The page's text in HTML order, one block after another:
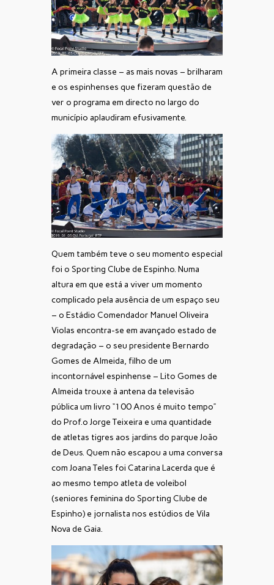
A primeira classe – as mais novas – brilharam
e os espinhenses que fizeram questão de
ver o programa em directo no largo do
município aplaudiram efusivamente.
Quem também teve o seu momento especial
foi o Sporting Clube de Espinho. Numa
altura em que está a viver um momento
complicado pela ausência de um espaço seu
– o Estádio Comendador Manuel Oliveira
Violas encontra-se em avançado estado de
degradação – o seu presidente Bernardo
Gomes de Almeida, filho de um
incontornável espinhense – Lito Gomes de
Almeida trouxe à antena da televisão
pública um livro “100 Anos é muito tempo”
do Prof.º Jorge Teixeira e uma quantidade
de atletas tigres aos jardins do parque João
de Deus. Quem não escapou a uma conversa
com Joana Teles foi Catarina Lacerda que é
ao mesmo tempo atleta de voleibol
(seniores feminina do Sporting Clube de
Espinho) e jornalista nos estúdios de Vila
Nova de Gaia.